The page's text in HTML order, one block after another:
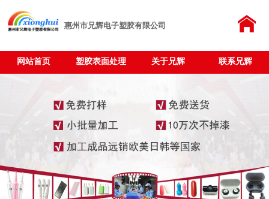
惠州市兄辉电子塑胶有限公司
网站首页 塑胶表面处理 关于兄辉 联系兄辉